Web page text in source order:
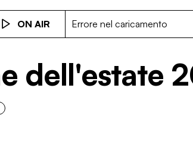
ON AIR Errore nel caricamento
dell'estate